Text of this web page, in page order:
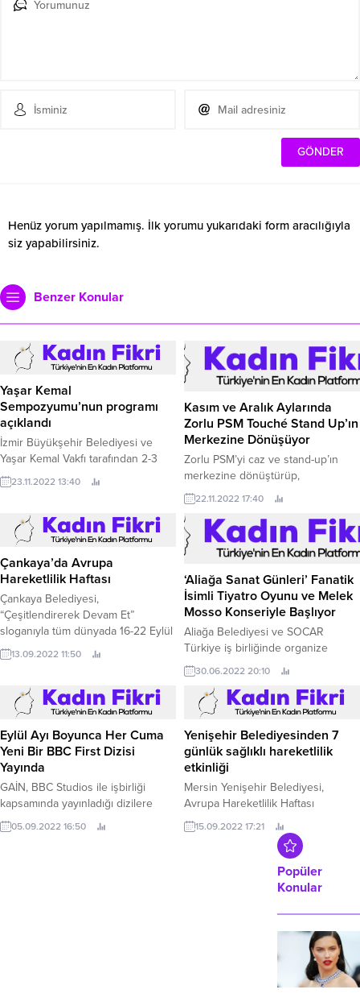
Henüz yorum yapılmamış. İlk yorumu yukarıdaki form aracılığıyla
siz yapabilirsiniz.
Benzer Konular
Yaşar Kemal
Sempozyumu’nun programı
açıklandı
İzmir Büyükşehir Belediyesi ve
Yaşar Kemal Vakfı tarafından 2-3
Aralık’ta düzenlenecek “Yaşar
Kemal ile Bin Bir Çiçekli Bahçede”
oldu.
23.11.2022 13:40
Kasım ve Aralık Aylarında
Zorlu PSM Touché Stand Up’ın
Merkezine Dönüşüyor
Zorlu PSM’yi caz ve stand-up’ın
merkezine dönüştürüp,
izleyicilerine sıra dışı içerikler
sunan touché, yeni sezon
etkinliklerinin yer aldığı en
eğlenceli Kasım ve Aralık ayları
stand up takvimini duyurdu.
22.11.2022 17:40
Çankaya’da Avrupa
Hareketlilik Haftası
Çankaya Belediyesi,
“Çeşitlendirerek Devam Et”
sloganıyla tüm dünyada 16-22 Eylül
tarihleri arasında gerçekleştirilen
“Avrupa Hareketlilik Haftası”nı
13.09.2022 11:50
‘Aliağa Sanat Günleri’ Fanatik
İsimli Tiyatro Oyunu ve Melek
Mosso Konseriyle Başlıyor
Aliağa Belediyesi ve SOCAR
Türkiye iş birliğinde organize
edilen ‘Aliağa Sanat Günleri’ 1
Temmuz Cuma günü ‘Fanatik’ isimli
tiyatro oyunu ve 2 Temmuz
Cumartesi günü Melek Mosso
konseriyle start alıyor.
30.06.2022 20:10
Eylül Ayı Boyunca Her Cuma
Yeni Bir BBC First Dizisi
Yayında
GAİN, BBC Studios ile işbirliği
kapsamında yayınladığı dizilere
Eylül ayı boyunca yenilerini
eklemeye devam ediyor.
05.09.2022 16:50
Yenişehir Belediyesinden 7
günlük sağlıklı hareketlilik
etkinliği
Mersin Yenişehir Belediyesi,
Avrupa Hareketlilik Haftası
kapsamında sağlıklı hareketliliğe
karşı farkındalık oluşturmak
amacıyla 7 günlük etkinlik programı
15.09.2022 17:21
Popüler
Konular